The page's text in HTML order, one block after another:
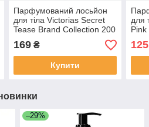
Парфумований лосьйон
для тіла Victorias Secret
Tease Brand Collection 200
мл
169₴
Купити
для
125
–29%